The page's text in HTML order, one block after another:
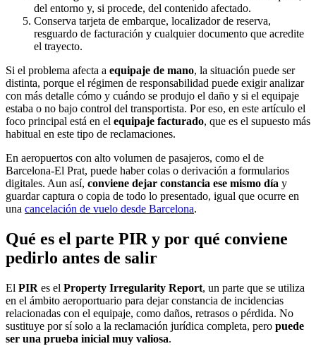
del entorno y, si procede, del contenido afectado.
Conserva tarjeta de embarque, localizador de reserva,
resguardo de facturación y cualquier documento que acredite
el trayecto.
Si el problema afecta a equipaje de mano, la situación puede ser
distinta, porque el régimen de responsabilidad puede exigir analizar
con más detalle cómo y cuándo se produjo el daño y si el equipaje
estaba o no bajo control del transportista. Por eso, en este artículo el
foco principal está en el equipaje facturado, que es el supuesto más
habitual en este tipo de reclamaciones.
En aeropuertos con alto volumen de pasajeros, como el de
Barcelona-El Prat, puede haber colas o derivación a formularios
digitales. Aun así, conviene dejar constancia ese mismo día y
guardar captura o copia de todo lo presentado, igual que ocurre en
una cancelación de vuelo desde Barcelona.
Qué es el parte PIR y por qué conviene
pedirlo antes de salir
El PIR es el Property Irregularity Report, un parte que se utiliza
en el ámbito aeroportuario para dejar constancia de incidencias
relacionadas con el equipaje, como daños, retrasos o pérdida. No
sustituye por sí solo a la reclamación jurídica completa, pero puede
ser una prueba inicial muy valiosa.